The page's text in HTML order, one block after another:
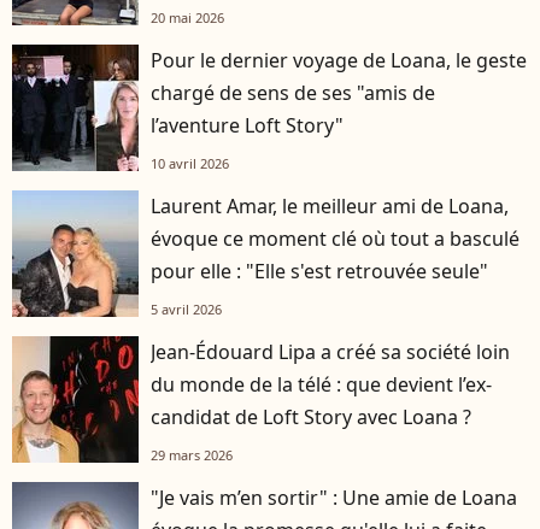
20 mai 2026
Pour le dernier voyage de Loana, le geste
chargé de sens de ses "amis de
l’aventure Loft Story"
10 avril 2026
Laurent Amar, le meilleur ami de Loana,
évoque ce moment clé où tout a basculé
pour elle : "Elle s'est retrouvée seule"
5 avril 2026
Jean-Édouard Lipa a créé sa société loin
du monde de la télé : que devient l’ex-
candidat de Loft Story avec Loana ?
29 mars 2026
"Je vais m’en sortir" : Une amie de Loana